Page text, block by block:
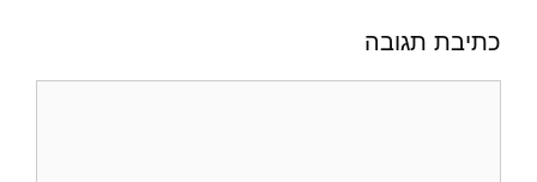
כתיבת תגובה